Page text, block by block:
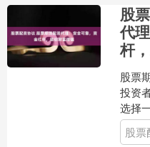
股
代
杆
股票
投资
选择
要，
金杠
股票